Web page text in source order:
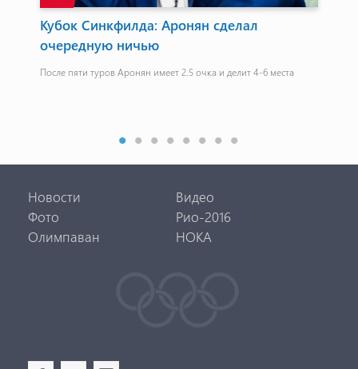
Кубок Синкфилда: Аронян сделал
очередную ничью
После пяти туров Аронян имеет 2.5 очка и делит 4-6 места
Новости
Видео
Фото
Рио-2016
Олимпаван
НОКА